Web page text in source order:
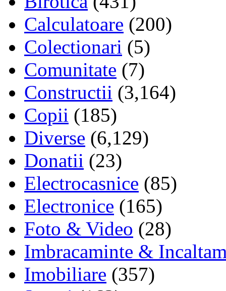
Calculatoare (200)
Colectionari (5)
Comunitate (7)
Constructii (3,164)
Copii (185)
Diverse (6,129)
Donatii (23)
Electrocasnice (85)
Electronice (165)
Foto & Video (28)
Imbracaminte &
Imobiliare (357)